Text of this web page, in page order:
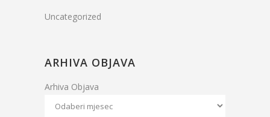
Uncategorized
ARHIVA OBJAVA
Arhiva Objava